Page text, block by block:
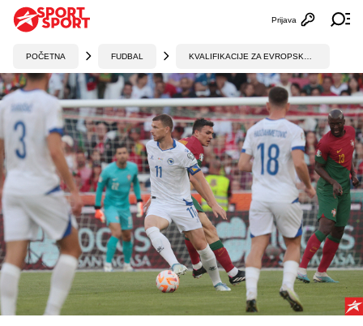
Otvori
Prijava
POČETNA FUDBAL